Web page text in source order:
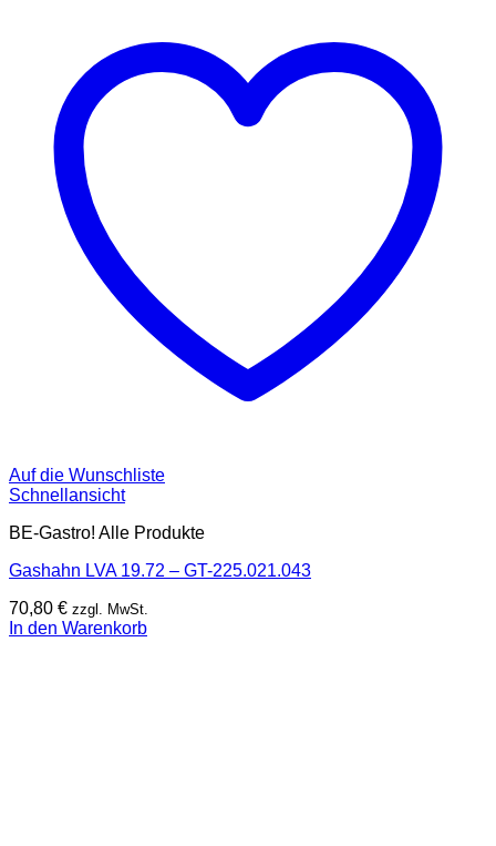
Auf die Wunschliste
Schnellansicht
BE-Gastro! Alle Produkte
Gashahn LVA 19.72 – GT-225.021.043
70,80 € zzgl. MwSt.
In den Warenkorb